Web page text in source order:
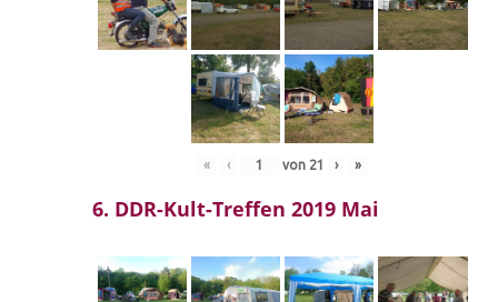
« ‹ von 21 › »
6. DDR-Kult-Treffen 2019 Mai